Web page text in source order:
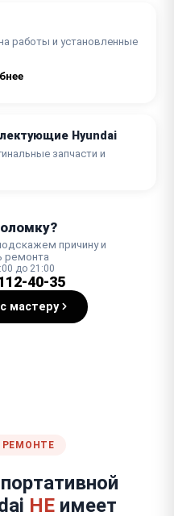
работы и установленные
Hyundai
запчасти и
причину и
ремонта
до 21:00
40-35
мастеру
РЕМОНТЕ
НЕимеет